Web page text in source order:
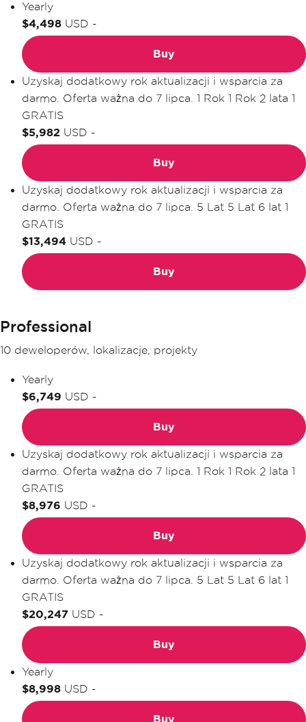
Yearly
$4,498 USD -
Buy
Uzyskaj dodatkowy rok aktualizacji i wsparcia za
darmo. Oferta ważna do 7 lipca. 1 Rok 1 Rok 2 lata 1
GRATIS
$5,982 USD -
Buy
Uzyskaj dodatkowy rok aktualizacji i wsparcia za
darmo. Oferta ważna do 7 lipca. 5 Lat 5 Lat 6 lat 1
GRATIS
$13,494 USD -
Buy
Professional
10 deweloperów, lokalizacje, projekty
Yearly
$6,749 USD -
Buy
Uzyskaj dodatkowy rok aktualizacji i wsparcia za
darmo. Oferta ważna do 7 lipca. 1 Rok 1 Rok 2 lata 1
GRATIS
$8,976 USD -
Buy
Uzyskaj dodatkowy rok aktualizacji i wsparcia za
darmo. Oferta ważna do 7 lipca. 5 Lat 5 Lat 6 lat 1
GRATIS
$20,247 USD -
Buy
Yearly
$8,998 USD -
Buy